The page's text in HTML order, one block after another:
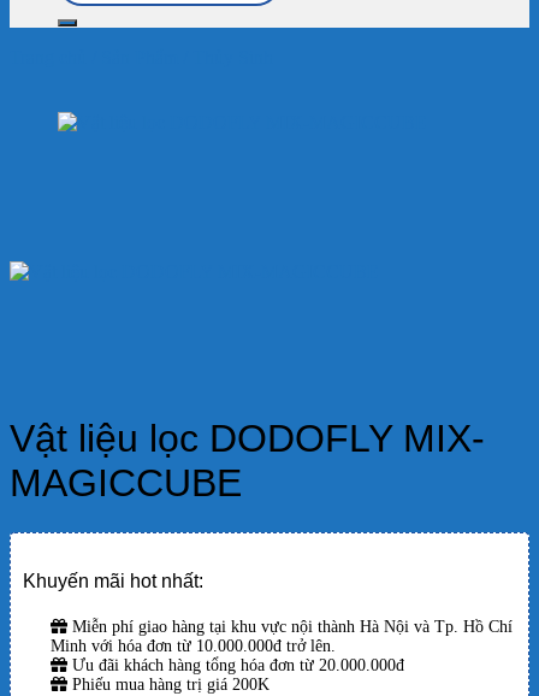
Vật liệu lọc DODOFLY MIX-
MAGICCUBE
Khuyến mãi hot nhất:
Miễn phí giao hàng tại khu vực nội thành Hà Nội và Tp. Hồ Chí
Minh với hóa đơn từ 10.000.000đ trở lên.
Ưu đãi khách hàng tổng hóa đơn từ 20.000.000đ
Phiếu mua hàng trị giá 200K